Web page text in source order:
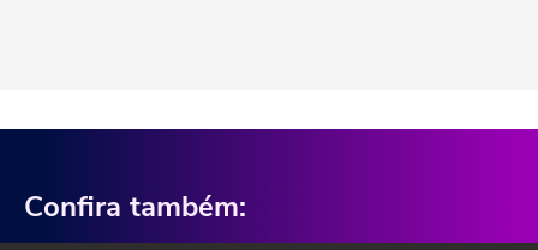
Confira também: